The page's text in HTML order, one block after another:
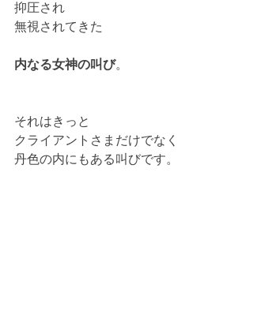
抑圧され
無視されてきた
内なる女神の叫び。
それはきっと
クライアントさまだけでなく
丹色の内にもある叫びです。